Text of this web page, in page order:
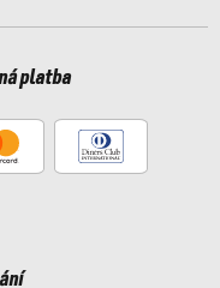
platba